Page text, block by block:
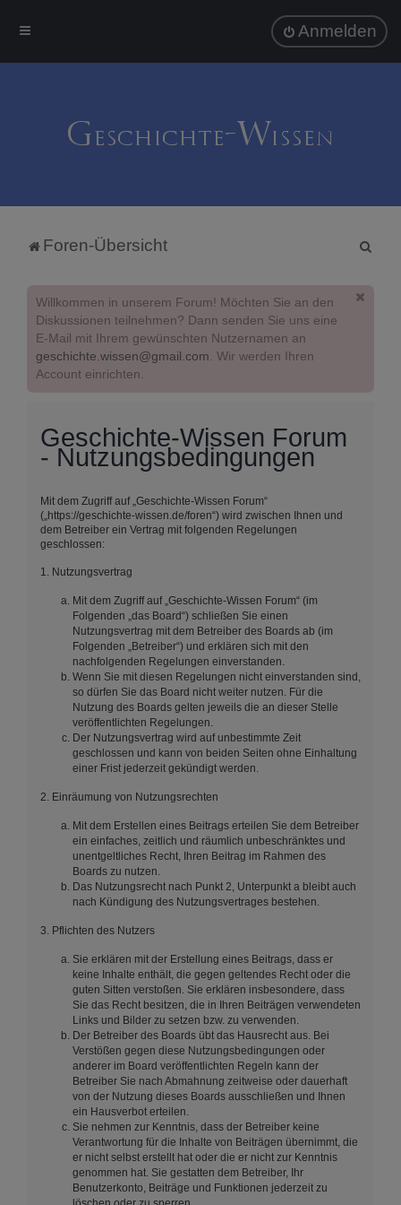
Anmelden
Foren-Übersicht
Willkommen in unserem Forum! Möchten Sie an den
Diskussionen teilnehmen? Dann senden Sie uns eine
E-Mail mit Ihrem gewünschten Nutzernamen an
geschichte.wissen@gmail.com. Wir werden Ihren
Account einrichten.
Geschichte-Wissen Forum
- Nutzungsbedingungen
Mit dem Zugriff auf „Geschichte-Wissen Forum“
(„https://geschichte-wissen.de/foren“) wird zwischen Ihnen und
dem Betreiber ein Vertrag mit folgenden Regelungen
geschlossen:
1. Nutzungsvertrag
Mit dem Zugriff auf „Geschichte-Wissen Forum“ (im
Folgenden „das Board“) schließen Sie einen
Nutzungsvertrag mit dem Betreiber des Boards ab (im
Folgenden „Betreiber“) und erklären sich mit den
nachfolgenden Regelungen einverstanden.
Wenn Sie mit diesen Regelungen nicht einverstanden sind,
so dürfen Sie das Board nicht weiter nutzen. Für die
Nutzung des Boards gelten jeweils die an dieser Stelle
veröffentlichten Regelungen.
Der Nutzungsvertrag wird auf unbestimmte Zeit
geschlossen und kann von beiden Seiten ohne Einhaltung
einer Frist jederzeit gekündigt werden.
2. Einräumung von Nutzungsrechten
Mit dem Erstellen eines Beitrags erteilen Sie dem Betreiber
ein einfaches, zeitlich und räumlich unbeschränktes und
unentgeltliches Recht, Ihren Beitrag im Rahmen des
Boards zu nutzen.
Das Nutzungsrecht nach Punkt 2, Unterpunkt a bleibt auch
nach Kündigung des Nutzungsvertrages bestehen.
3. Pflichten des Nutzers
Sie erklären mit der Erstellung eines Beitrags, dass er
keine Inhalte enthält, die gegen geltendes Recht oder die
guten Sitten verstoßen. Sie erklären insbesondere, dass
Sie das Recht besitzen, die in Ihren Beiträgen verwendeten
Links und Bilder zu setzen bzw. zu verwenden.
Der Betreiber des Boards übt das Hausrecht aus. Bei
Verstößen gegen diese Nutzungsbedingungen oder
anderer im Board veröffentlichten Regeln kann der
Betreiber Sie nach Abmahnung zeitweise oder dauerhaft
von der Nutzung dieses Boards ausschließen und Ihnen
ein Hausverbot erteilen.
Sie nehmen zur Kenntnis, dass der Betreiber keine
Verantwortung für die Inhalte von Beiträgen übernimmt, die
er nicht selbst erstellt hat oder die er nicht zur Kenntnis
genommen hat. Sie gestatten dem Betreiber, Ihr
Benutzerkonto, Beiträge und Funktionen jederzeit zu